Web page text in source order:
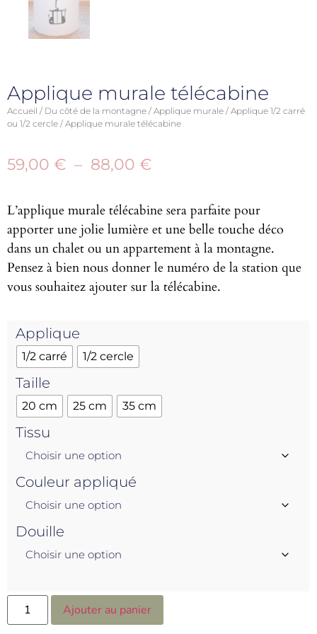
Applique murale télécabine
Accueil / Du côté de la montagne / Applique murale / Applique 1/2 carré
ou 1/2 cercle / Applique murale télécabine
59,00 € – 88,00 €
L’applique murale télécabine sera parfaite pour
apporter une jolie lumière et une belle touche déco
dans un chalet ou un appartement à la montagne.
Pensez à bien nous donner le numéro de la station que
vous souhaitez ajouter sur la télécabine.
Applique
1/2 carré 1/2 cercle
Taille
20 cm 25 cm 35 cm
Tissu
Couleur appliqué
Douille
Ajouter au panier